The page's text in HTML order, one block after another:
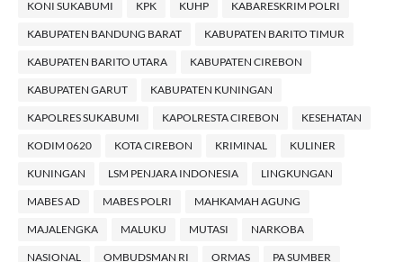
KONI SUKABUMI KPK KUHP KABARESKRIM POLRI
KABUPATEN BANDUNG BARAT KABUPATEN BARITO TIMUR
KABUPATEN BARITO UTARA KABUPATEN CIREBON
KABUPATEN GARUT KABUPATEN KUNINGAN
KAPOLRES SUKABUMI KAPOLRESTA CIREBON KESEHATAN
KODIM 0620 KOTA CIREBON KRIMINAL KULINER
KUNINGAN LSM PENJARA INDONESIA LINGKUNGAN
MABES AD MABES POLRI MAHKAMAH AGUNG
MAJALENGKA MALUKU MUTASI NARKOBA
NASIONAL OMBUDSMAN RI ORMAS PA SUMBER